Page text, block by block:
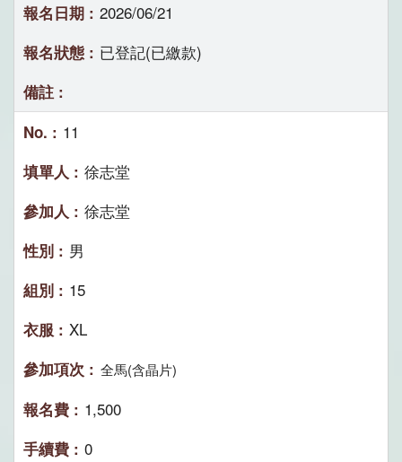
2026/06/21
已登記(已繳款)
11
徐志堂
徐志堂
男
15
XL
全馬(含晶片)
1,500
0